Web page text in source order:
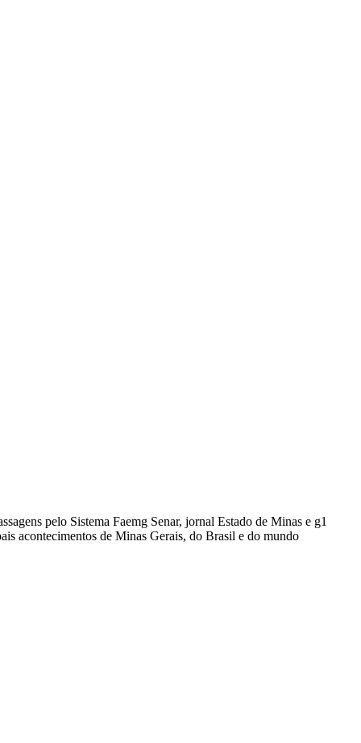
pelo Sistema Faemg Senar, jornal Estado de Minas e g1
acontecimentos de Minas Gerais, do Brasil e do mundo